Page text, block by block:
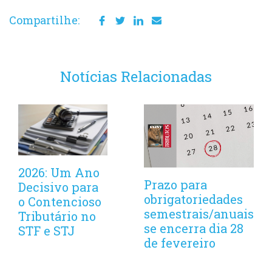
Compartilhe:
Notícias Relacionadas
2026: Um Ano
Decisivo para
o Contencioso
Tributário no
STF e STJ
Prazo para
obrigatoriedades
semestrais/anuais
se encerra dia 28
de fevereiro